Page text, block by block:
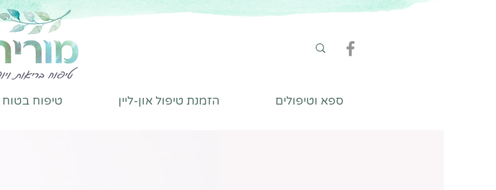
ספא וטיפולים הזמנת טיפול און-ליין טיפוח בטוח